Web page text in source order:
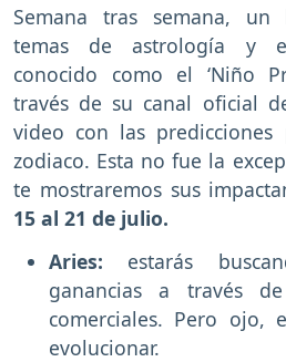
Semana tras semana,
temas de astrología y
conocido como el ‘Niño
través de su canal oficial
video con las
zodiaco. Esta no fue la
te mostraremos sus
15 al 21 de julio.
Aries: estarás
ganancias a través
comerciales. Pero ojo,
evolucionar.